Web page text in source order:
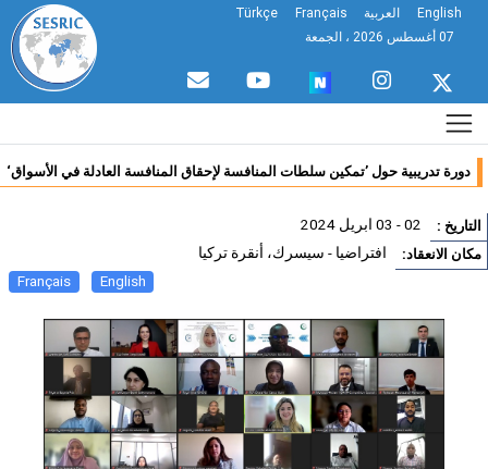
English العربية Français
Türkçe
دورة تدريبية حول ’تمكين سلطات المنافسة لإحقاق المنافسة العادلة في الأسواق‘
: 02 - 03 ابريل 2024
الانعقاد: افتراضيا - سيسرك، أنقرة تركيا
English
Français